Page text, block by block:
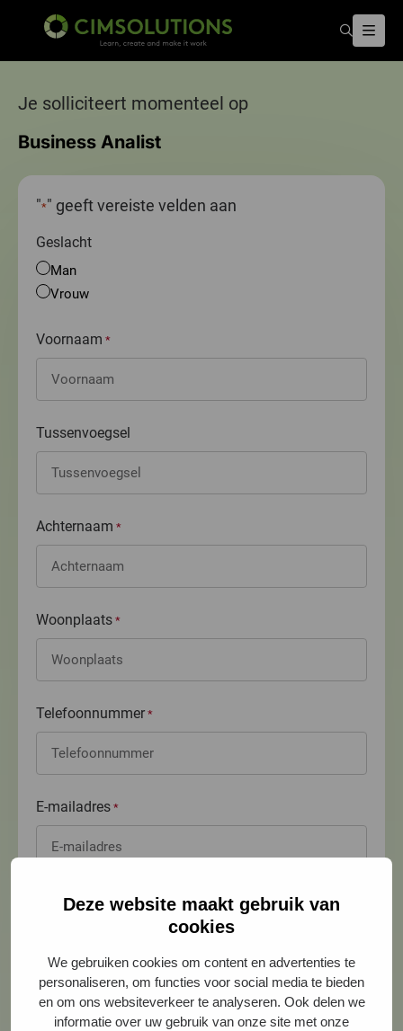
Deze website maakt gebruik van
cookies
We gebruiken cookies om content en advertenties te
personaliseren, om functies voor social media te bieden
en om ons websiteverkeer te analyseren. Ook delen we
informatie over uw gebruik van onze site met onze
Zoeken
Je solliciteert momenteel op
Business Analist
"*" geeft vereiste velden aan
Geslacht
Man
Vrouw
Voornaam *
Tussenvoegsel
Achternaam *
Woonplaats *
Telefoonnummer *
E-mailadres *
Vanuit welke vestiging wil je werken? *
CV *